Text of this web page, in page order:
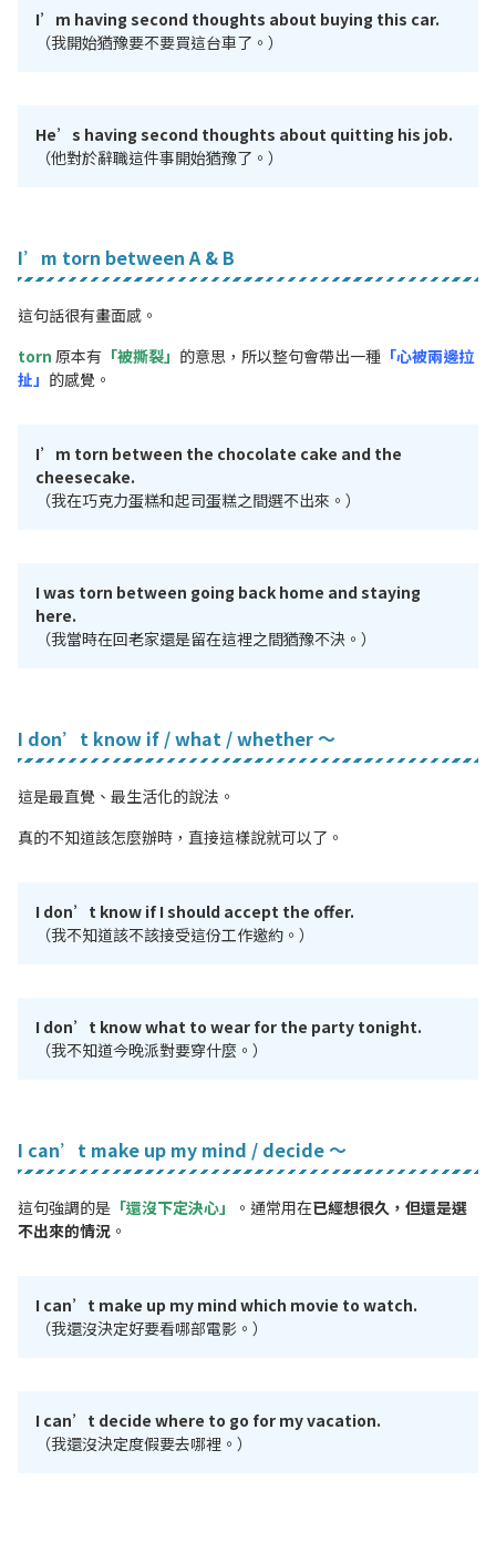
I’m having second thoughts about buying this car.
（我開始猶豫要不要買這台車了。）
He’s having second thoughts about quitting his job.
（他對於辭職這件事開始猶豫了。）
I’m torn between A & B
這句話很有畫面感。
torn 原本有 「被撕裂」 的意思，所以整句會帶出一種 「心被兩邊拉
扯」 的感覺。
I’m torn between the chocolate cake and the
cheesecake.
（我在巧克力蛋糕和起司蛋糕之間選不出來。）
I was torn between going back home and staying
here.
（我當時在回老家還是留在這裡之間猶豫不決。）
I don’t know if / what / whether ～
這是最直覺、最生活化的說法。
真的不知道該怎麼辦時，直接這樣說就可以了。
I don’t know if I should accept the offer.
（我不知道該不該接受這份工作邀約。）
I don’t know what to wear for the party tonight.
（我不知道今晚派對要穿什麼。）
I can’t make up my mind / decide ～
這句強調的是 「還沒下定決心」 。通常用在已經想很久，但還是選
不出來的情況 。
I can’t make up my mind which movie to watch.
（我還沒決定好要看哪部電影。）
I can’t decide where to go for my vacation.
（我還沒決定度假要去哪裡。）